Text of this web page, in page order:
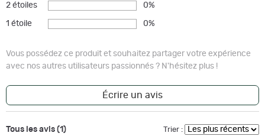
2 étoiles 0%
1 étoile 0%
Vous possédez ce produit et souhaitez partager votre expérience
avec nos autres utilisateurs passionnés ? N'hésitez plus !
Écrire un avis
Tous les avis (1) Trier :